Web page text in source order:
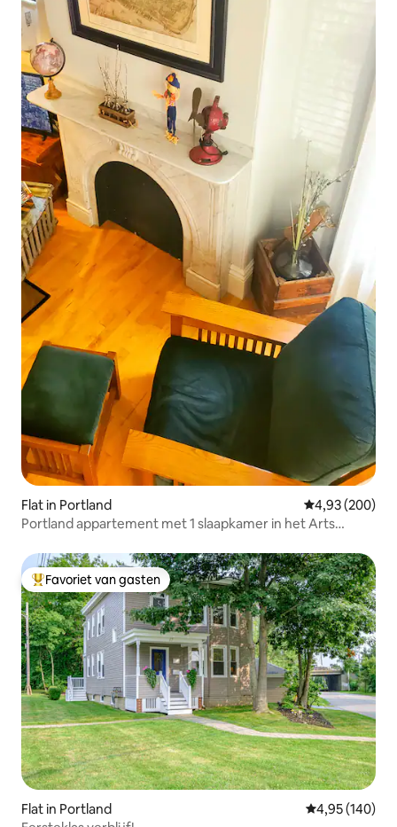
Flat in Portland Gemiddelde
4,93 (200)
Portland appartement met 1 slaapkamer in het Arts
Topfavoriet van gasten
Favoriet van gasten
Flat in Portland Gemiddelde
4,95 (140)